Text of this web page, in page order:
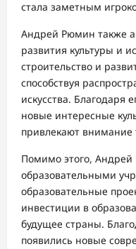
стала заметным
Андрей Рюмин также
развития культуры и
строительство и
способствуя
искусства. Благодаря
новые интересные
привлекают внимание
Помимо этого, Андрей
образовательными
образовательные
инвестиции в
будущее страны.
появились новые